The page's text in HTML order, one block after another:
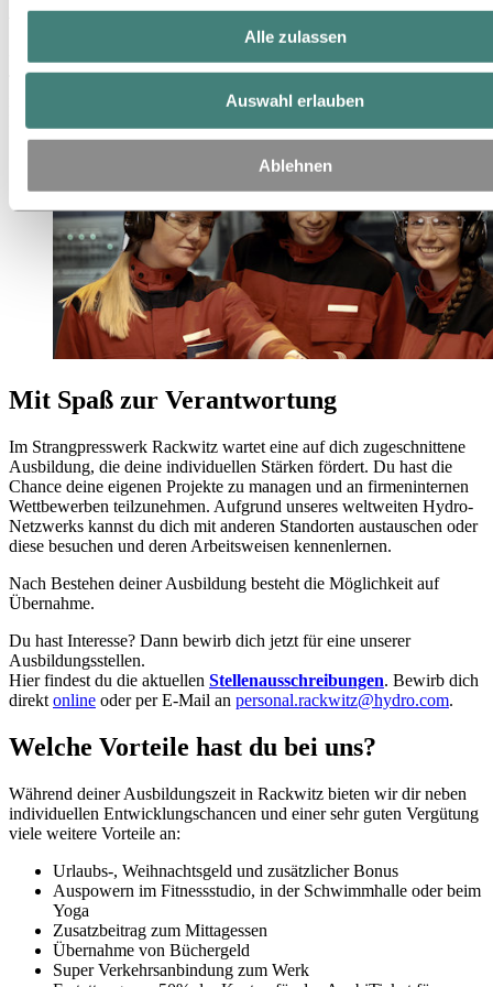
Alle zulassen
Auswahl erlauben
Ablehnen
Unter dem Motto „Mit Spaß zur Verantwortung“ erlernst du deinen
Traumberuf bei Hydro Extrusion Rackwitz. Wir fördern deine
individuellen Stärken und du hast die Chance, deine eigenen
Mit Spaß zur Verantwortung
Im Strangpresswerk Rackwitz wartet eine auf dich zugeschnittene
Ausbildung, die deine individuellen Stärken fördert. Du hast die
Chance deine eigenen Projekte zu managen und an firmeninternen
Wettbewerben teilzunehmen. Aufgrund unseres weltweiten Hydro-
Netzwerks kannst du dich mit anderen Standorten austauschen oder
diese besuchen und deren Arbeitsweisen kennenlernen.
Nach Bestehen deiner Ausbildung besteht die Möglichkeit auf
Übernahme.
Du hast Interesse? Dann bewirb dich jetzt für eine unserer
Ausbildungsstellen.
Hier findest du die aktuellen Stellenausschreibungen. Bewirb dich
direkt online oder per E-Mail an personal.rackwitz@hydro.com.
Welche Vorteile hast du bei uns?
Während deiner Ausbildungszeit in Rackwitz bieten wir dir neben
individuellen Entwicklungschancen und einer sehr guten Vergütung
viele weitere Vorteile an:
Urlaubs-, Weihnachtsgeld und zusätzlicher Bonus
Auspowern im Fitnessstudio, in der Schwimmhalle oder beim
Yoga
Zusatzbeitrag zum Mittagessen
Übernahme von Büchergeld
Super Verkehrsanbindung zum Werk